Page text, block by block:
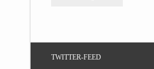
TWITTER-FEED